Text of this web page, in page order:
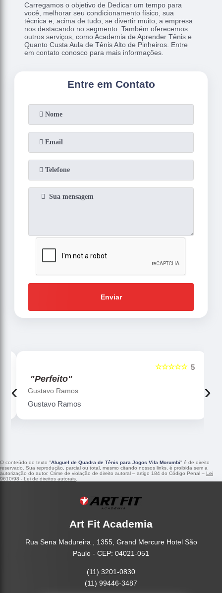
Carregamos o objetivo de Dedicar um tempo para
você, melhorar seu condicionamento físico, sua
técnica e, acima de tudo, se divertir muito, a empresa
nos destacando no segmento. Também oferecemos
outros serviços, como Academia de Aprender Tênis e
Quanto Custa Aula de Tênis Alto de Pinheiros. Entre
em contato conosco para mais informações.
Entre em Contato
Enviar
5
☆☆☆☆☆
"Perfeito"
Gustavo Ramos
Gustavo Ramos
‹ ›
O conteúdo do texto "Aluguel de Quadra de Tênis para Jogos Vila Morumbi" é de direito
reservado. Sua reprodução, parcial ou total, mesmo citando nossos links, é proibida sem a
autorização do autor. Crime de violação de direito autoral – artigo 184 do Código Penal – Lei
9610/98 - Lei de direitos autorais
Art Fit Academia
Rua Sena Madureira , 1355, Grand Mercure Hotel São
Paulo - CEP: 04021-051
(11) 3201-0830
(11) 99446-3487